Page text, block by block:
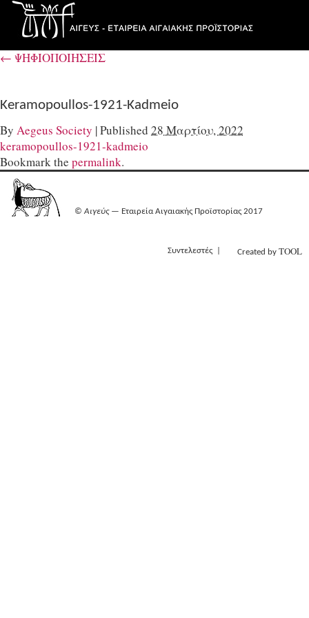
← ΨΗΦΙΟΠΟΙΗΣΕΙΣ
Keramopoullos-1921-Kadmeio
By Aegeus Society |Published 28 Μαρτίου, 2022
keramopoullos-1921-kadmeio
Bookmark the permalink.
©Αιγεύς— Εταιρεία Αιγαιακής Προϊστορίας 2017
Συντελεστές Created by TOOL